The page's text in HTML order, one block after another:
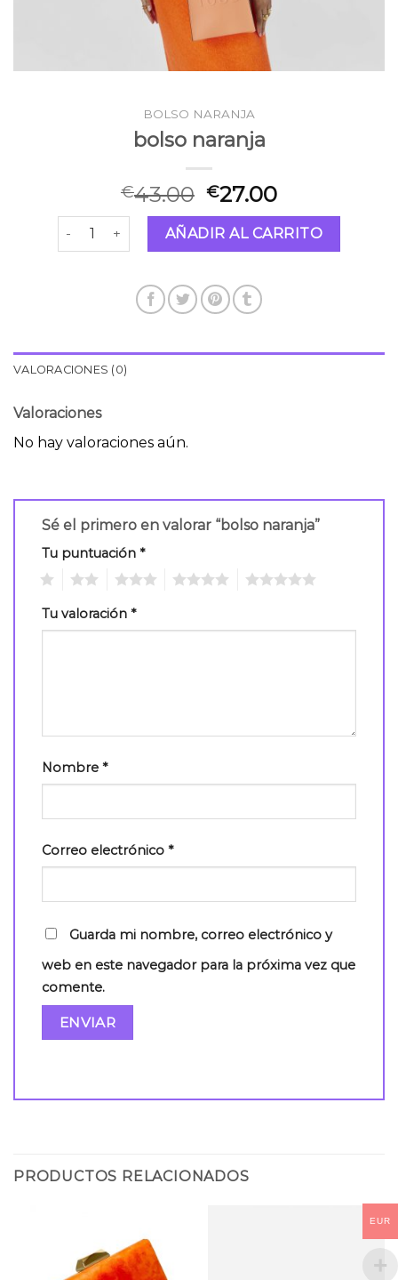
BOLSO NARANJA
bolso naranja
€43.00 €27.00
bolso naranja cantidadAÑADIR AL CARRITO
VALORACIONES (0)
Valoraciones
No hay valoraciones aún.
Sé el primero en valorar “bolso naranja”
Tu puntuación *
Tu valoración *
Nombre *
Correo electrónico *
Guarda mi nombre, correo electrónico y
web en este navegador para la próxima vez que
comente.
PRODUCTOS RELACIONADOS
EUR